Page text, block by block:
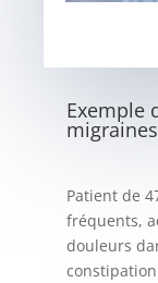
Exemple
Patient de
fréquents,
douleurs